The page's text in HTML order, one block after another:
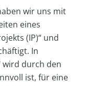
wir uns mit
eines
(IP)“ und
In
wird durch den
ist, für eine